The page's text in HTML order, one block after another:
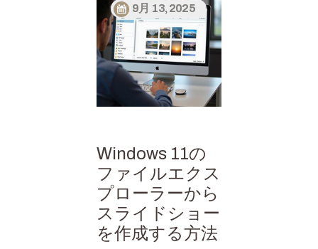
9月 13, 2025
Windows 11の
ファイルエクス
プローラーから
スライドショー
を作成する方法